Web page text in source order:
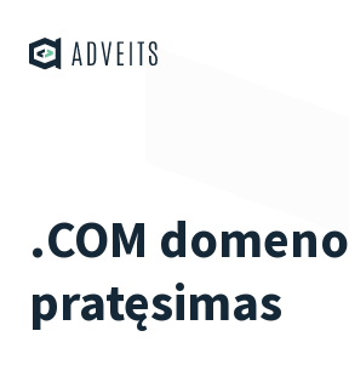
.COM domeno
pratęsimas